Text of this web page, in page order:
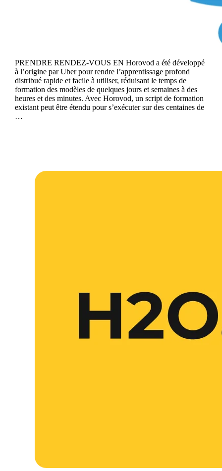
PRENDRE RENDEZ-VOUS EN Horovod a été développé
à l’origine par Uber pour rendre l’apprentissage profond
distribué rapide et facile à utiliser, réduisant le temps de
formation des modèles de quelques jours et semaines à des
heures et des minutes. Avec Horovod, un script de formation
existant peut être étendu pour s’exécuter sur des centaines de
…